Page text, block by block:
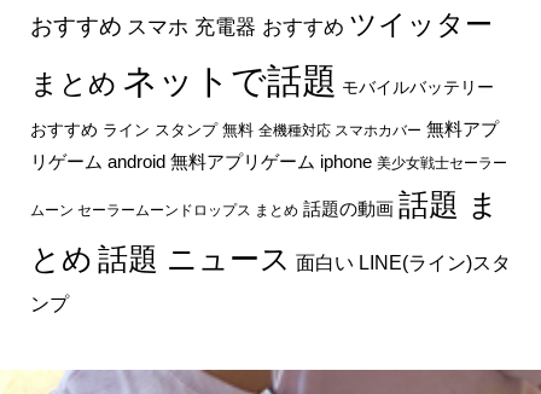
ツイッター
まとめ
ネットで話題
おすすめ ライン スタンプ 無料 全機種対応 スマホカバー 無料アプ
美少女戦士セーラー
話題 ま
とめ 話題 ニュース